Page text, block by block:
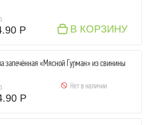
Р В КОРЗИНУ
запечённая «Мясной Гурман» из свинины
Р
Нет в наличии